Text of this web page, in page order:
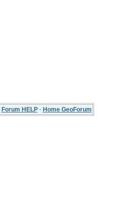
Forum HELP· Home GeoForum